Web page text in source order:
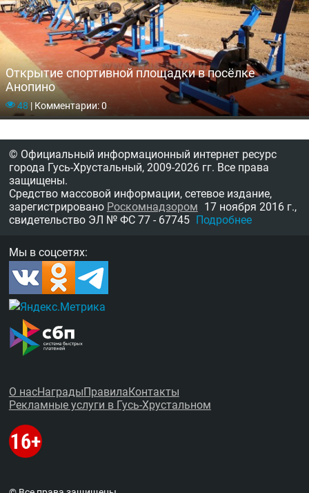
Открытие спортивной площадки в посёлке
Анопино
48 |Комментарии: 0
© Официальный информационный интернет ресурс
города Гусь-Хрустальный, 2009-2026 гг. Все права
защищены.
Средство массовой информации, сетевое издание,
зарегистрировано Роскомнадзором 17 ноября 2016 г.,
свидетельство ЭЛ № ФС 77 - 67745 Подробнее
Мы в соцсетях:
О насНаградыПравилаКонтакты
Рекламные услуги в Гусь-Хрустальном